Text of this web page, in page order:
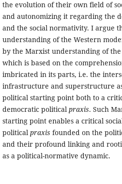
the evolution of their own field of
and autonomizing it regarding the
and the social normativity. I argue
understanding of the Western
by the Marxist understanding of
which is based on the
imbricated in its parts, i.e. the
infrastructure and superstructure
political starting point both to a
democratic political praxis. Such
starting point enables a critical
political praxis founded on the
and their profound linking and
as a political-normative dynamic.